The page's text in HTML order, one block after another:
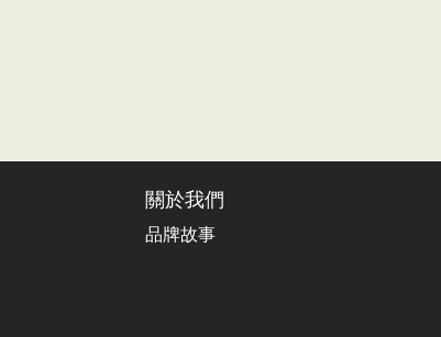
關於我們
品牌故事